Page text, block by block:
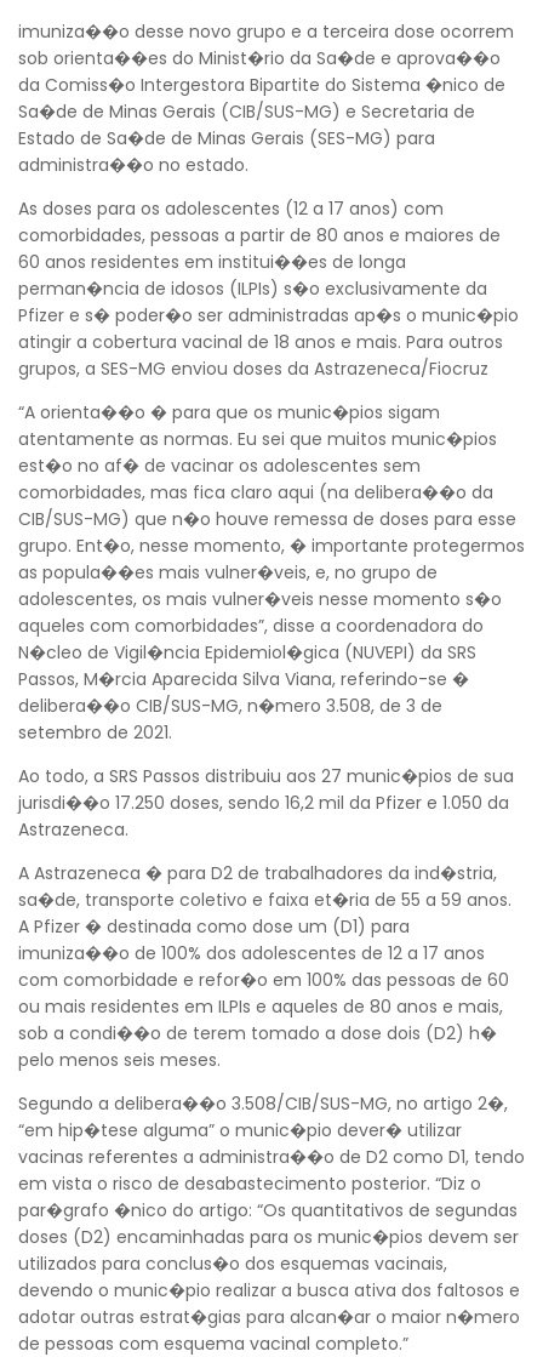
imuniza��o desse novo grupo e a terceira dose ocorrem
sob orienta��es do Minist�rio da Sa�de e aprova��o
da Comiss�o Intergestora Bipartite do Sistema �nico de
Sa�de de Minas Gerais (CIB/SUS-MG) e Secretaria de
Estado de Sa�de de Minas Gerais (SES-MG) para
administra��o no estado.
As doses para os adolescentes (12 a 17 anos) com
comorbidades, pessoas a partir de 80 anos e maiores de
60 anos residentes em institui��es de longa
perman�ncia de idosos (ILPIs) s�o exclusivamente da
Pfizer e s� poder�o ser administradas ap�s o munic�pio
atingir a cobertura vacinal de 18 anos e mais. Para outros
grupos, a SES-MG enviou doses da Astrazeneca/Fiocruz
“A orienta��o � para que os munic�pios sigam
atentamente as normas. Eu sei que muitos munic�pios
est�o no af� de vacinar os adolescentes sem
comorbidades, mas fica claro aqui (na delibera��o da
CIB/SUS-MG) que n�o houve remessa de doses para esse
grupo. Ent�o, nesse momento, � importante protegermos
as popula��es mais vulner�veis, e, no grupo de
adolescentes, os mais vulner�veis nesse momento s�o
aqueles com comorbidades”, disse a coordenadora do
N�cleo de Vigil�ncia Epidemiol�gica (NUVEPI) da SRS
Passos, M�rcia Aparecida Silva Viana, referindo-se �
delibera��o CIB/SUS-MG, n�mero 3.508, de 3 de
setembro de 2021.
Ao todo, a SRS Passos distribuiu aos 27 munic�pios de sua
jurisdi��o 17.250 doses, sendo 16,2 mil da Pfizer e 1.050 da
Astrazeneca.
A Astrazeneca � para D2 de trabalhadores da ind�stria,
sa�de, transporte coletivo e faixa et�ria de 55 a 59 anos.
A Pfizer � destinada como dose um (D1) para
imuniza��o de 100% dos adolescentes de 12 a 17 anos
com comorbidade e refor�o em 100% das pessoas de 60
ou mais residentes em ILPIs e aqueles de 80 anos e mais,
sob a condi��o de terem tomado a dose dois (D2) h�
pelo menos seis meses.
Segundo a delibera��o 3.508/CIB/SUS-MG, no artigo 2�,
“em hip�tese alguma” o munic�pio dever� utilizar
vacinas referentes a administra��o de D2 como D1, tendo
em vista o risco de desabastecimento posterior. “Diz o
par�grafo �nico do artigo: “Os quantitativos de segundas
doses (D2) encaminhadas para os munic�pios devem ser
utilizados para conclus�o dos esquemas vacinais,
devendo o munic�pio realizar a busca ativa dos faltosos e
adotar outras estrat�gias para alcan�ar o maior n�mero
de pessoas com esquema vacinal completo.”